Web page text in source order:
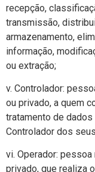
recepção,
transmissão,
armazenamento,
informação,
ou extração;
v. Controlador:
ou privado, a quem
tratamento de
Controlador dos
vi. Operador:
privado, que realiza